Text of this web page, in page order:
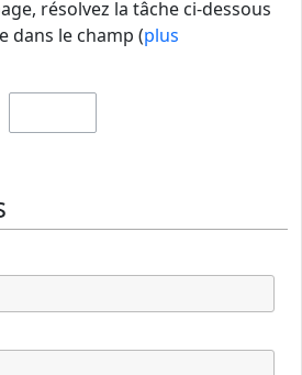
résolvez la tâche ci-dessous
dans le champ (plus